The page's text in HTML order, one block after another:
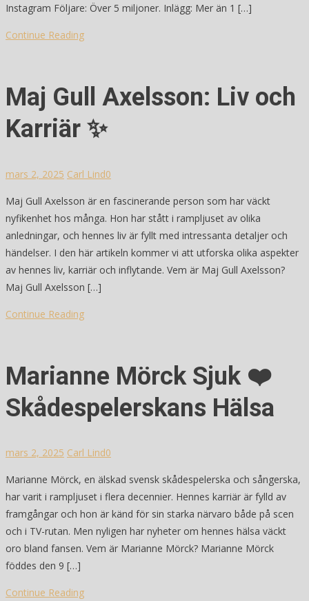
Instagram Följare: Över 5 miljoner. Inlägg: Mer än 1 […]
Continue Reading
Maj Gull Axelsson: Liv och
Karriär ✨
mars 2, 2025 Carl Lind0
Maj Gull Axelsson är en fascinerande person som har väckt
nyfikenhet hos många. Hon har stått i rampljuset av olika
anledningar, och hennes liv är fyllt med intressanta detaljer och
händelser. I den här artikeln kommer vi att utforska olika aspekter
av hennes liv, karriär och inflytande. Vem är Maj Gull Axelsson?
Maj Gull Axelsson […]
Continue Reading
Marianne Mörck Sjuk ❤️
Skådespelerskans Hälsa
mars 2, 2025 Carl Lind0
Marianne Mörck, en älskad svensk skådespelerska och sångerska,
har varit i rampljuset i flera decennier. Hennes karriär är fylld av
framgångar och hon är känd för sin starka närvaro både på scen
och i TV-rutan. Men nyligen har nyheter om hennes hälsa väckt
oro bland fansen. Vem är Marianne Mörck? Marianne Mörck
föddes den 9 […]
Continue Reading